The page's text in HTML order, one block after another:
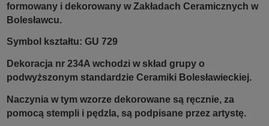
formowany i dekorowany w Zakładach Ceramicznych w
Bolesławcu.
Symbol kształtu: GU 729
Dekoracja nr 234A wchodzi w skład grupy o
podwyższonym standardzie Ceramiki Bolesławieckiej.
Naczynia w tym wzorze dekorowane są ręcznie, za
pomocą stempli i pędzla, są podpisane przez artystę.